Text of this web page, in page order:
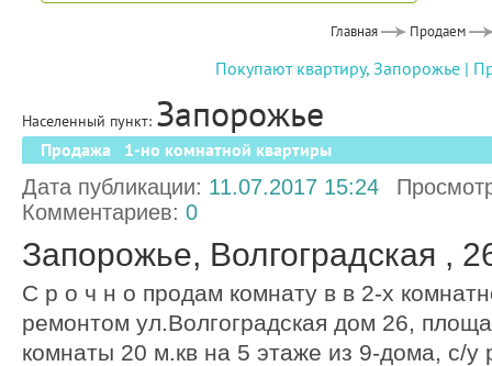
Главная Продаем
Покупают квартиру, Запорожье|
Населенный пункт: Запорожье
Продажа 1-но комнатной квартиры
Дата публикации: 11.07.2017 15:24
Комментариев: 0
Запорожье, Волгоградская ,
С р о ч н о продам комнату в в 2-х
ремонтом ул.Волгоградская дом 26,
комнаты 20 м.кв на 5 этаже из 9-дома, с/у